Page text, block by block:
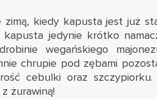
zimą, kiedy kapusta jest już
kapusta jedynie krótko
wegańskiego
chrupie pod zębami
cebulki oraz
żurawiną!